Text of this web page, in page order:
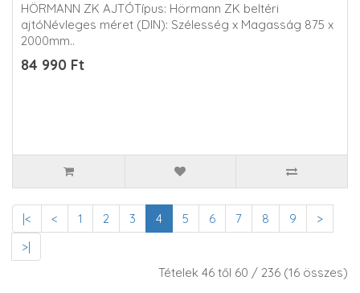
HÖRMANN ZK AJTÓTípus: Hörmann ZK beltéri
ajtóNévleges méret (DIN): Szélesség x Magasság 875 x
2000mm..
84 990 Ft
|< < 1 2 3 4 5 6 7 8 9
>
>|
Tételek 46 től 60 / 236 (16 összes)